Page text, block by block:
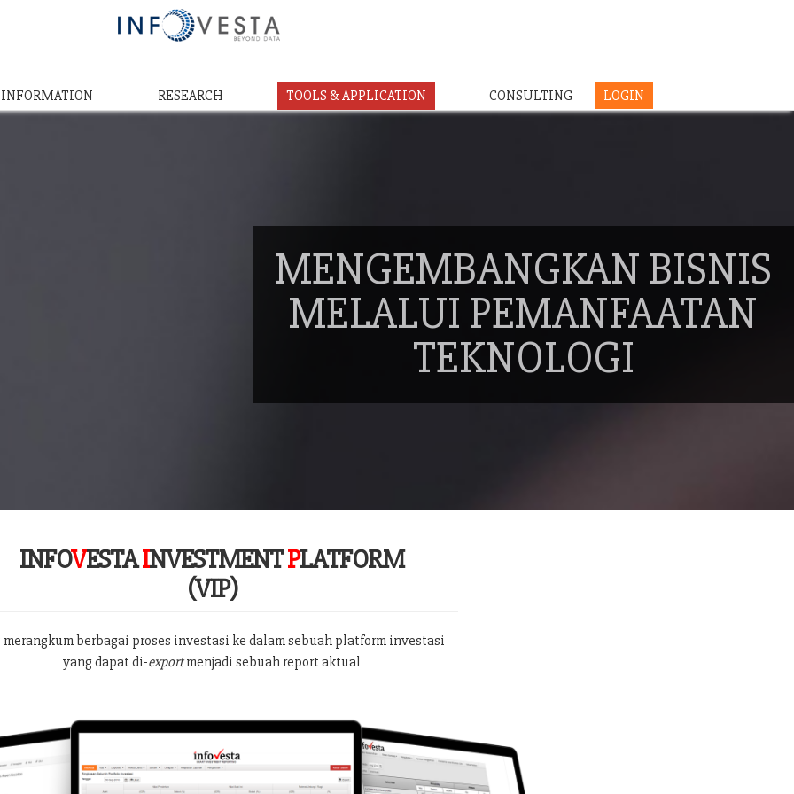
INFORMATION RESEARCH TOOLS & APPLICATION CONSULTING LOGIN
MENGEMBANGKAN BISNIS
MELALUI PEMANFAATAN
TEKNOLOGI
INFOVESTAINVESTMENTPLATFORM
(VIP)
merangkum berbagai proses investasi ke dalam sebuah platform investasi
yang dapat di-exportmenjadi sebuah report aktual